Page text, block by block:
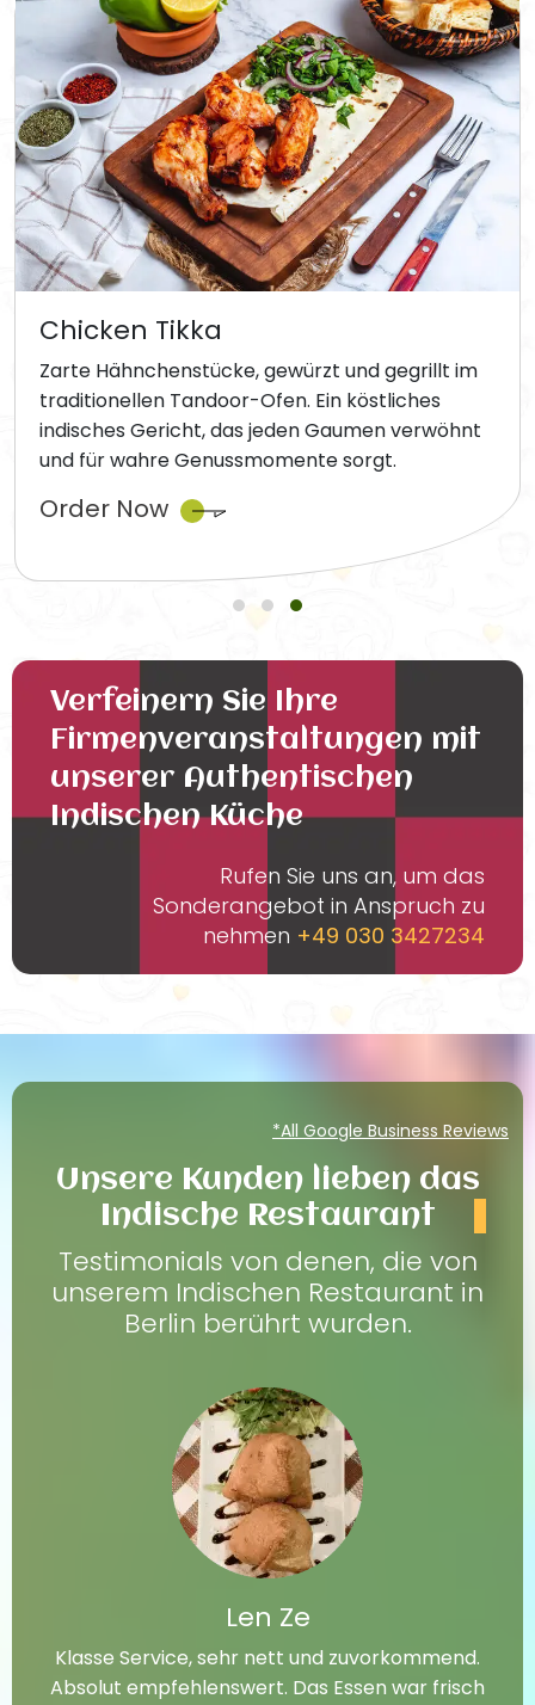
Chicken Tikka
Zarte Hähnchenstücke, gewürzt und gegrillt im
traditionellen Tandoor-Ofen. Ein köstliches
indisches Gericht, das jeden Gaumen verwöhnt
und für wahre Genussmomente sorgt.
Order Now
Verfeinern Sie Ihre
Firmenveranstaltungen mit
unserer Authentischen
Indischen Küche
Rufen Sie uns an, um das
Sonderangebot in Anspruch zu
nehmen +49 030 3427234
*All Google Business Reviews
Unsere Kunden lieben das
Indische Restaurant
Testimonials von denen, die von
unserem Indischen Restaurant in
Berlin berührt wurden.
Len Ze
Klasse Service, sehr nett und zuvorkommend.
Absolut empfehlenswert. Das Essen war frisch